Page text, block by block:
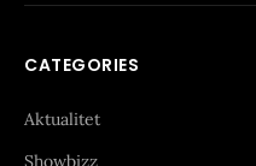
CATEGORIES
Aktualitet
Showbizz